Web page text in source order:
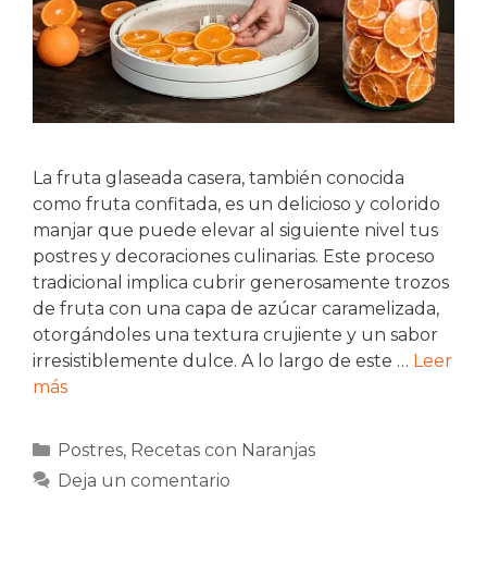
La fruta glaseada casera, también conocida
como fruta confitada, es un delicioso y colorido
manjar que puede elevar al siguiente nivel tus
postres y decoraciones culinarias. Este proceso
tradicional implica cubrir generosamente trozos
de fruta con una capa de azúcar caramelizada,
otorgándoles una textura crujiente y un sabor
irresistiblemente dulce. A lo largo de este … Leer
más
Categorías
Postres, Recetas con Naranjas
Deja un comentario